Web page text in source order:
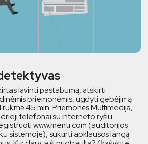
lavinti pastabumą, atskirti
priemonėmis, ugdyti gebėjimą
45 min. Priemonės Multimedija,
telefonai su interneto ryšiu.
www.menti.com (auditorijos
sistemoje), sukurti apklausos langą